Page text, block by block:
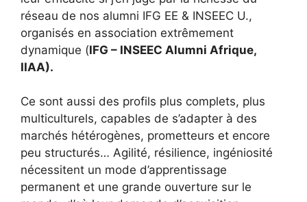
réseau de nos alumni IFG EE & INSEEC U.,
organisés en association extrêmement
dynamique (IFG – INSEEC Alumni Afrique,
IIAA).
Ce sont aussi des profils plus complets, plus
multiculturels, capables de s’adapter à des
marchés hétérogènes, prometteurs et encore
peu structurés… Agilité, résilience, ingéniosité
nécessitent un mode d’apprentissage
permanent et une grande ouverture sur le